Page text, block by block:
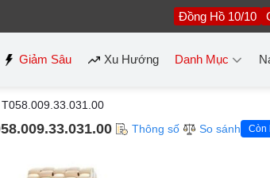
Đồng Hồ 10/10
Giảm Sâu Xu Hướng Danh Mục
T058.009.33.031.00
Thông số So sánh Còn